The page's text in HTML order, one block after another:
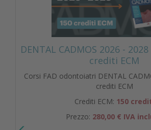
DENTAL CADMOS 2026 -
crediti ECM
Corsi FAD odontoiatri DENTAL
crediti ECM
Crediti ECM: 150
Prezzo: 280,00 € IVA